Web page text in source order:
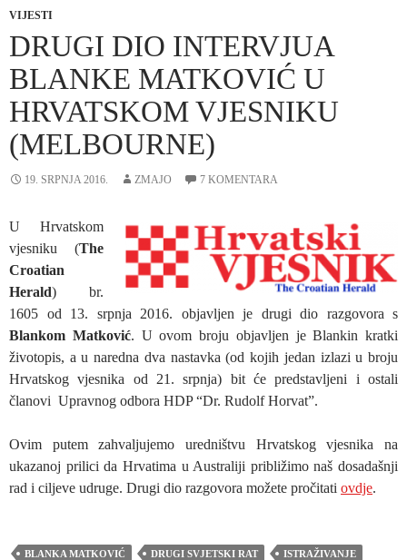
VIJESTI
DRUGI DIO INTERVJUA
BLANKE MATKOVIĆ U
HRVATSKOM VJESNIKU
(MELBOURNE)
19. SRPNJA 2016. ZMAJO 7 KOMENTARA
U Hrvatskom
vjesniku (The
Croatian
Herald) br.
1605 od 13. srpnja 2016. objavljen je drugi dio razgovora s
Blankom Matković. U ovom broju objavljen je Blankin kratki
životopis, a u naredna dva nastavka (od kojih jedan izlazi u broju
Hrvatskog vjesnika od 21. srpnja) bit će predstavljeni i ostali
članovi Upravnog odbora HDP “Dr. Rudolf Horvat”.
Ovim putem zahvaljujemo uredništvu Hrvatskog vjesnika na
ukazanoj prilici da Hrvatima u Australiji približimo naš dosadašnji
rad i ciljeve udruge. Drugi dio razgovora možete pročitati ovdje.
BLANKA MATKOVIĆ DRUGI SVJETSKI RAT
ISTRAŽIVANJE